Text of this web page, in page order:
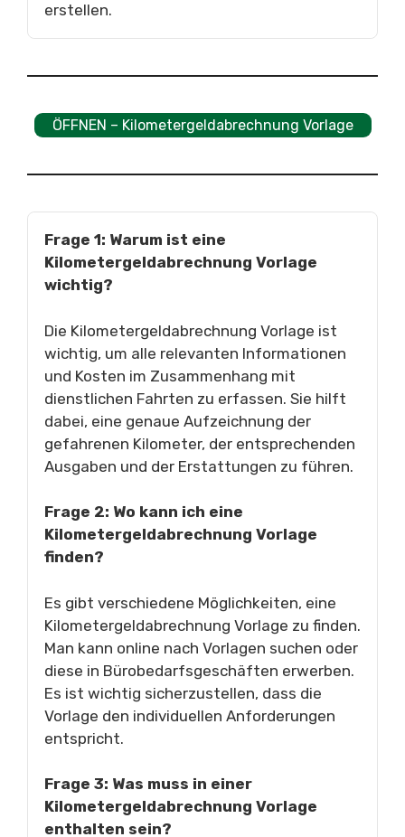
erstellen.
ÖFFNEN – Kilometergeldabrechnung Vorlage
Frage 1: Warum ist eine
Kilometergeldabrechnung Vorlage
wichtig?
Die Kilometergeldabrechnung Vorlage ist
wichtig, um alle relevanten Informationen
und Kosten im Zusammenhang mit
dienstlichen Fahrten zu erfassen. Sie hilft
dabei, eine genaue Aufzeichnung der
gefahrenen Kilometer, der entsprechenden
Ausgaben und der Erstattungen zu führen.
Frage 2: Wo kann ich eine
Kilometergeldabrechnung Vorlage
finden?
Es gibt verschiedene Möglichkeiten, eine
Kilometergeldabrechnung Vorlage zu finden.
Man kann online nach Vorlagen suchen oder
diese in Bürobedarfsgeschäften erwerben.
Es ist wichtig sicherzustellen, dass die
Vorlage den individuellen Anforderungen
entspricht.
Frage 3: Was muss in einer
Kilometergeldabrechnung Vorlage
enthalten sein?